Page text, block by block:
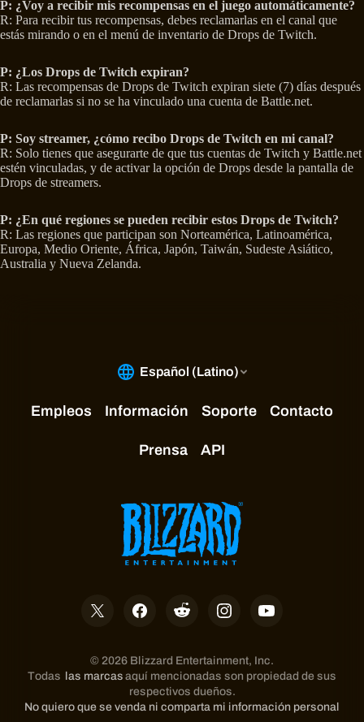
P: ¿Voy a recibir mis recompensas en el juego automáticamente?
R: Para recibir tus recompensas, debes reclamarlas en el canal que
estás mirando o en el menú de inventario de Drops de Twitch.
P: ¿Los Drops de Twitch expiran?
R: Las recompensas de Drops de Twitch expiran siete (7) días después
de reclamarlas si no se ha vinculado una cuenta de Battle.net.
P: Soy streamer, ¿cómo recibo Drops de Twitch en mi canal?
R: Solo tienes que asegurarte de que tus cuentas de Twitch y Battle.net
estén vinculadas, y de activar la opción de Drops desde la pantalla de
Drops de streamers.
P: ¿En qué regiones se pueden recibir estos Drops de Twitch?
R: Las regiones que participan son Norteamérica, Latinoamérica,
Europa, Medio Oriente, África, Japón, Taiwán, Sudeste Asiático,
Australia y Nueva Zelanda.